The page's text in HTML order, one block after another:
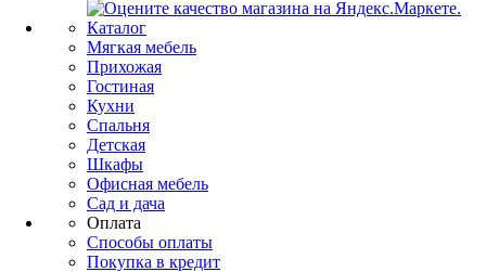
Каталог
Мягкая мебель
Прихожая
Гостиная
Кухни
Спальня
Детская
Шкафы
Офисная мебель
Сад и дача
Оплата
Способы оплаты
Покупка в кредит